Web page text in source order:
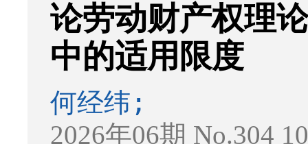
论劳动财产权理
中的适用限度
何经纬;
2026年06期 No.304